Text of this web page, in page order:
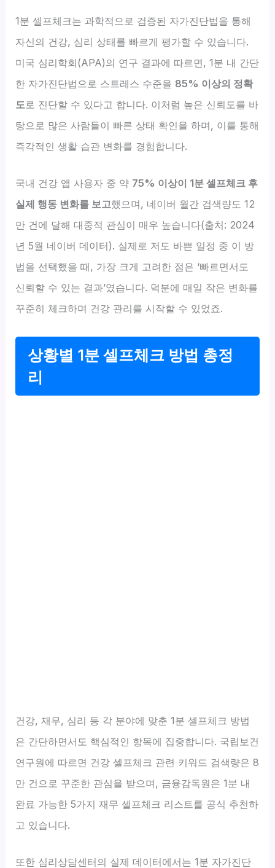
1분 셀프체크는 과학적으로 검증된 자가진단법을 통해
자신의 건강, 심리 상태를 빠르게 평가할 수 있습니다.
미국 심리학회(APA)의 연구 결과에 따르면, 1분 내 간단
한 자가진단법으로 스트레스 수준을 85% 이상의 정확
도 로 진단할 수 있다고 합니다. 이처럼 높은 신뢰도를 바
탕으로 많은 사람들이 빠른 상태 확인을 하며, 이를 통해
즉각적인 생활 습관 변화를 경험합니다.
국내 건강 앱 사용자 중 약 75% 이상이 1분 셀프체크 후
실제 행동 변화를 보고했으며, 네이버 월간 검색량도 12
만 건에 달해 대중적 관심이 매우 높습니다(출처: 2024
년 5월 네이버 데이터). 실제로 저도 바쁜 일정 중 이 방
법을 선택했을 때, 가장 크게 고려한 점은 ‘빠르면서도
신뢰할 수 있는 결과’였습니다. 덕분에 매일 작은 변화를
꾸준히 체크하며 건강 관리를 시작할 수 있었죠.
상황별 1분 셀프체크 방법 총정
리
건강, 재무, 심리 등 각 분야에 맞춘 1분 셀프체크 방법
은 간단하면서도 핵심적인 항목에 집중합니다. 국립보건
연구원에 따르면 건강 셀프체크 관련 키워드 검색량은 8
만 건으로 꾸준한 관심을 받으며, 금융감독원은 1분 내
완료 가능한 5가지 재무 셀프체크 리스트를 공식 추천하
고 있습니다.
또한 심리상담센터의 실제 데이터에서는 1분 자가진단